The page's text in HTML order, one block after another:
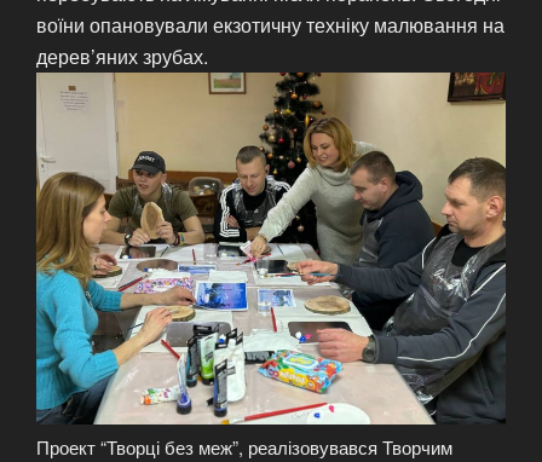
воїни опановували екзотичну техніку малювання на
дерев’яних зрубах.
Проект “Творці без меж”, реалізовувався Творчим